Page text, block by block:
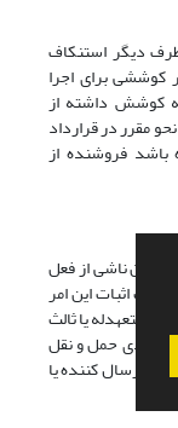
طرف دیگر استنکاف
کوششی برای اجرا
کوشش داشته از
مقرر در قرارداد
فروشنده از
یا تأخیر در آن ناشی از فعل
نیت اثبات این امر
متعهدله یا ثالث
متصدی حمل و نقل
بد ارسال کننده یا